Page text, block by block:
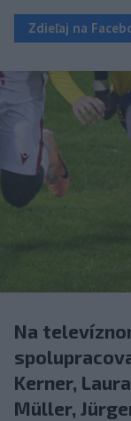
Zdieľaj na
Na
Kerner,
Müller,